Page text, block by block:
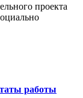
проекта
работы